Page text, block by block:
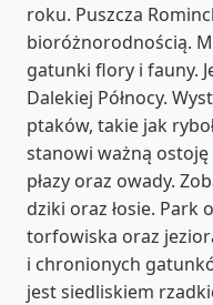
roku. Puszcza
bioróżnorodnością.
gatunki flory i fauny.
Dalekiej Północy.
ptaków, takie jak
stanowi ważną ostoję
płazy oraz owady.
dziki oraz łosie. Park
torfowiska oraz
i chronionych
jest siedliskiem